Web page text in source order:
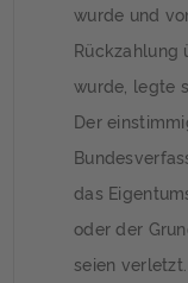
wurde und
Rückzahlung
wurde, legte
Der
das
oder der
seien